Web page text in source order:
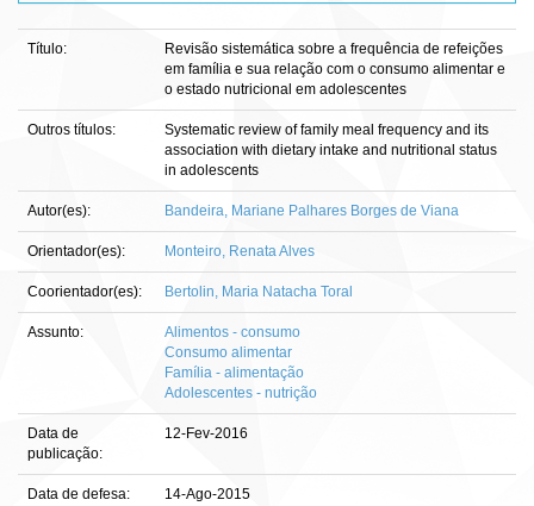
Título:
Revisão sistemática sobre a frequência de refeições
em família e sua relação com o consumo alimentar e
o estado nutricional em adolescentes
Outros títulos:
Systematic review of family meal frequency and its
association with dietary intake and nutritional status
in adolescents
Autor(es): Bandeira, Mariane Palhares Borges de Viana
Orientador(es): Monteiro, Renata Alves
Coorientador(es): Bertolin, Maria Natacha Toral
Assunto:
Alimentos - consumo
Consumo alimentar
Família - alimentação
Adolescentes - nutrição
Data de
publicação:
12-Fev-2016
Data de defesa: 14-Ago-2015